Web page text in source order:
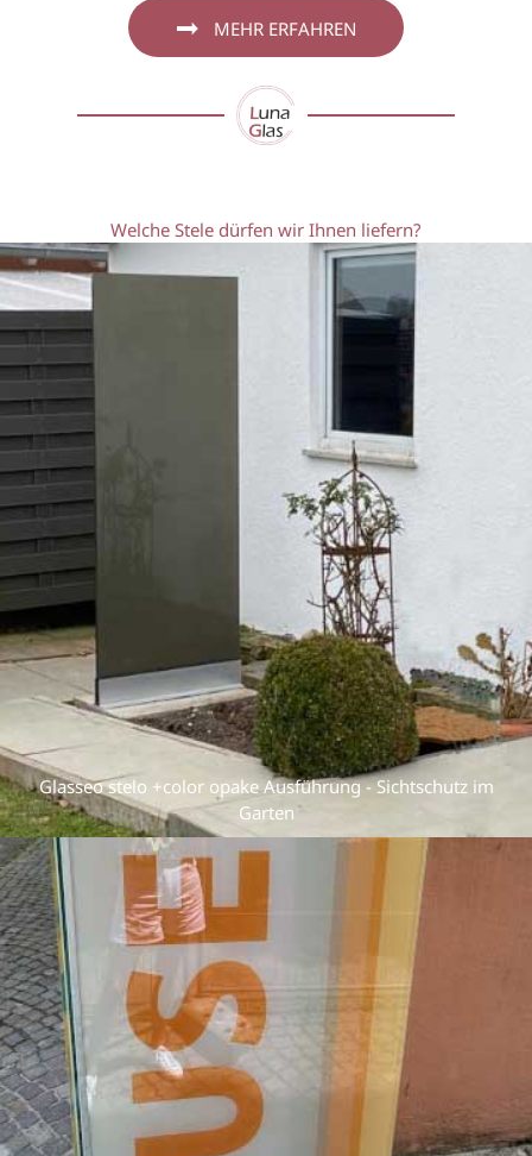
MEHR ERFAHREN
Welche Stele dürfen wir Ihnen liefern?
Glasseo stelo +color opake Ausführung - Sichtschutz im
Garten